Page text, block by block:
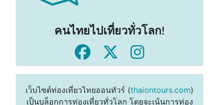
คนไทยไปเที่ยวทั่วโลก!
เว็บไซต์ท่องเที่ยวไทยออนทัวร์ (thaiontours.com)
เป็นบล็อกการท่องเที่ยวทั่วโลก โดยจะเน้นการท่อง